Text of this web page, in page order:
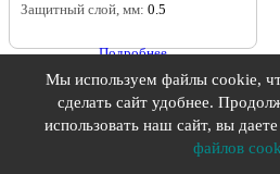
Защитный слой, мм: 0.5
Подробнее
Мы используем файлы cookie,
сделать сайт удобнее.
использовать наш сайт, вы даете
файлов